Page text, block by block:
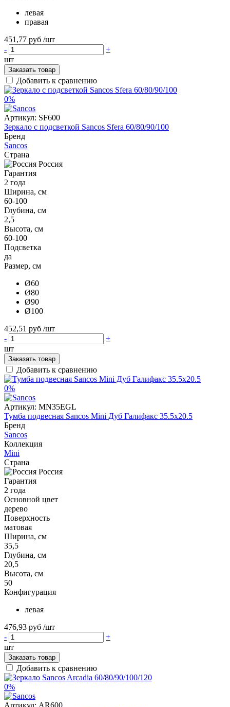
левая
правая
451,77 руб /шт
-
+
шт
Заказать товар
Добавить к сравнению
0%
Артикул: SF600
Зеркало с подсветкой Sancos Sfera 60/80/90/100
Бренд
Sancos
Страна
Россия
Гарантия
2 года
Ширина, см
60-100
Глубина, см
2,5
Высота, см
60-100
Подсветка
да
Размер, см
Ø60
Ø80
Ø90
Ø100
452,51 руб /шт
-
+
шт
Заказать товар
Добавить к сравнению
0%
Артикул: MN35EGL
Тумба подвесная Sancos Mini Дуб Галифакс 35.5x20.5
Бренд
Sancos
Коллекция
Mini
Страна
Россия
Гарантия
2 года
Основной цвет
дерево
Поверхность
матовая
Ширина, см
35,5
Глубина, см
20,5
Высота, см
50
Конфигурация
левая
476,93 руб /шт
-
+
шт
Заказать товар
Добавить к сравнению
0%
Артикул: AR600